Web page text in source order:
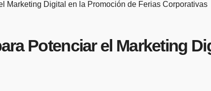
Marketing Digital en la Promoción de Ferias Corporativas
Potenciar el Marketing